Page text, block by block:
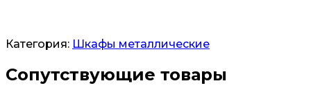
Категория: Шкафы металлические
Сопутствующие товары